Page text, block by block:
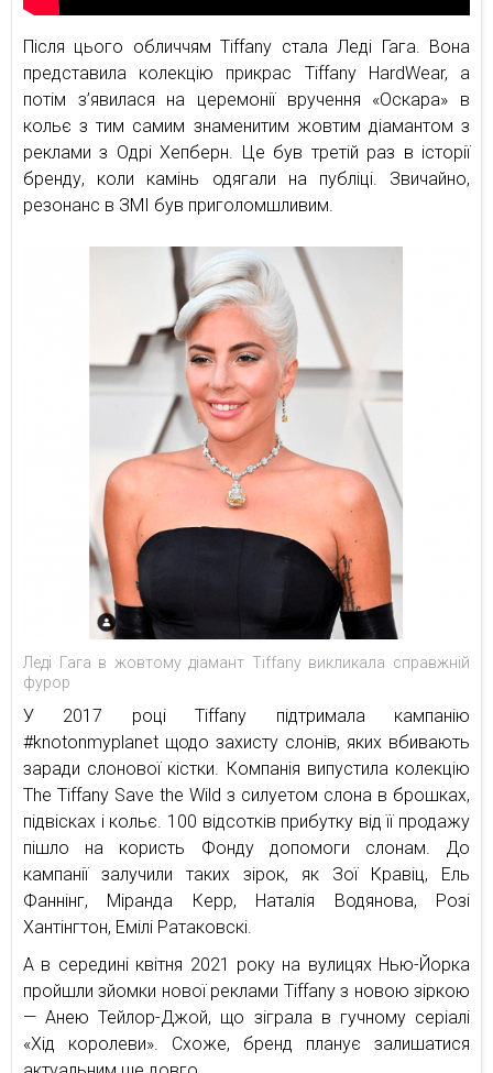
Після цього обличчям Tiffany стала Леді Гага. Вона
представила колекцію прикрас Tiffany HardWear, а
потім з’явилася на церемонії вручення «Оскара» в
кольє з тим самим знаменитим жовтим діамантом з
реклами з Одрі Хепберн. Це був третій раз в історії
бренду, коли камінь одягали на публіці. Звичайно,
резонанс в ЗМІ був приголомшливим.
Леді Гага в жовтому діамант Tiffany викликала справжній
фурор
У 2017 році Tiffany підтримала кампанію
#knotonmyplanet щодо захисту слонів, яких вбивають
заради слонової кістки. Компанія випустила колекцію
The Tiffany Save the Wild з силуетом слона в брошках,
підвісках і кольє. 100 відсотків прибутку від її продажу
пішло на користь Фонду допомоги слонам. До
кампанії залучили таких зірок, як Зої Кравіц, Ель
Фаннінг, Міранда Керр, Наталія Водянова, Розі
Хантінгтон, Емілі Ратаковскі.
А в середині квітня 2021 року на вулицях Нью-Йорка
пройшли зйомки нової реклами Tiffany з новою зіркою
— Анею Тейлор-Джой, що зіграла в гучному серіалі
«Хід королеви». Схоже, бренд планує залишатися